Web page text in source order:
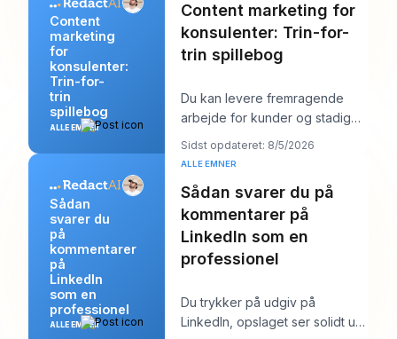
Content
marketing
for
konsulenter:
Trin-for-
trin
spillebog
ALLE EMNER
Content marketing for
konsulenter: Trin-for-
trin spillebog
Du kan levere fremragende
arbejde for kunder og stadig
føle dig mærkeligt usynlig
online. Arbejdet b
Sidst opdateret: 8/5/2026
Sådan
svarer du
på
kommentarer
på
LinkedIn
som en
professionel
ALLE EMNER
ALLE EMNER
Sådan svarer du på
kommentarer på
LinkedIn som en
professionel
Du trykker på udgiv på
LinkedIn, opslaget ser solidt ud,